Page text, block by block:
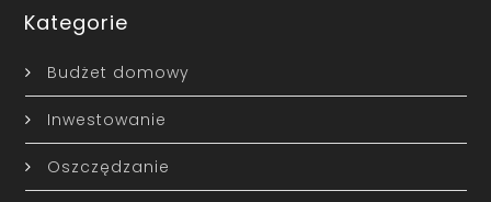
Kategorie
Budżet domowy
Inwestowanie
Oszczędzanie